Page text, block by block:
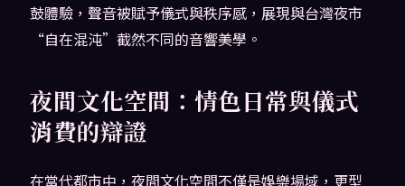
鼓體驗，聲音被賦予儀式與秩序感，展現與台灣夜市
“自在混沌”截然不同的音響美學。
夜間文化空間：情色日常與儀式
消費的辯證
在當代都市中，夜間文化空間不僅是娛樂場域，更型